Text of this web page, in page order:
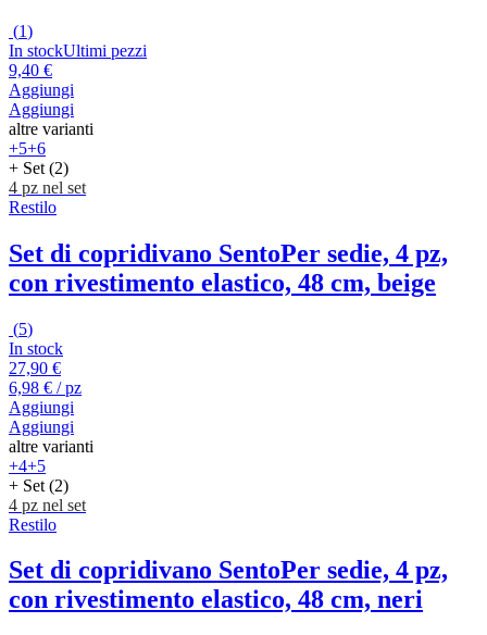
(1)
In stockUltimi pezzi
9,40 €
Aggiungi
Aggiungi
altre varianti
+5+6
+ Set (2)
4 pz nel set
Restilo
Set di copridivano SentoPer sedie, 4 pz,
con rivestimento elastico, 48 cm, beige
(5)
In stock
27,90 €
6,98 € / pz
Aggiungi
Aggiungi
altre varianti
+4+5
+ Set (2)
4 pz nel set
Restilo
Set di copridivano SentoPer sedie, 4 pz,
con rivestimento elastico, 48 cm, neri